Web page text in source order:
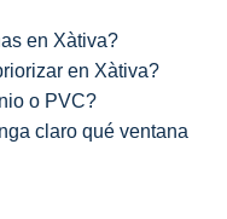
en Xàtiva?
en Xàtiva?
o PVC?
claro qué ventana